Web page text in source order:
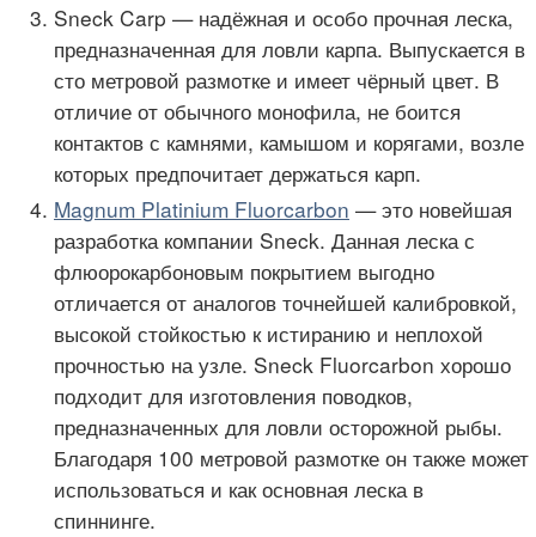
Sneck Carp — надёжная и особо прочная леска,
предназначенная для ловли карпа. Выпускается в
сто метровой размотке и имеет чёрный цвет. В
отличие от обычного монофила, не боится
контактов с камнями, камышом и корягами, возле
которых предпочитает держаться карп.
Magnum Platinium Fluorcarbon — это новейшая
разработка компании Sneck. Данная леска с
флюорокарбоновым покрытием выгодно
отличается от аналогов точнейшей калибровкой,
высокой стойкостью к истиранию и неплохой
прочностью на узле. Sneck Fluorcarbon хорошо
подходит для изготовления поводков,
предназначенных для ловли осторожной рыбы.
Благодаря 100 метровой размотке он также может
использоваться и как основная леска в
спиннинге.